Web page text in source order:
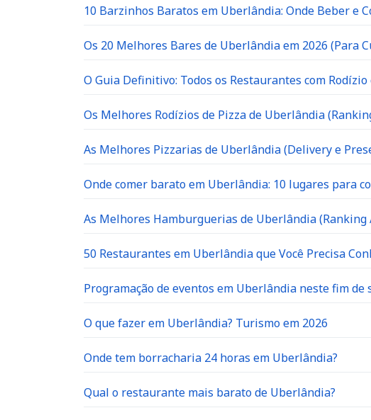
10 Barzinhos Baratos em Uberlândia: Onde Beber e
Os 20 Melhores Bares de Uberlândia em 2026 (Para
O Guia Definitivo: Todos os Restaurantes com
Os Melhores Rodízios de Pizza de Uberlândia
As Melhores Pizzarias de Uberlândia (Delivery e
Onde comer barato em Uberlândia: 10 lugares para
As Melhores Hamburguerias de Uberlândia (Ranking
50 Restaurantes em Uberlândia que Você Precisa
Programação de eventos em Uberlândia neste fim de
O que fazer em Uberlândia? Turismo em 2026
Onde tem borracharia 24 horas em Uberlândia?
Qual o restaurante mais barato de Uberlândia?